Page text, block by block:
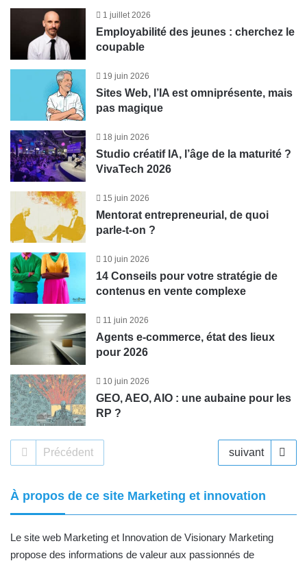
1 juillet 2026
Employabilité des jeunes : cherchez le
coupable
19 juin 2026
Sites Web, l’IA est omniprésente, mais
pas magique
18 juin 2026
Studio créatif IA, l’âge de la maturité ?
VivaTech 2026
15 juin 2026
Mentorat entrepreneurial, de quoi
parle-t-on ?
10 juin 2026
14 Conseils pour votre stratégie de
contenus en vente complexe
11 juin 2026
Agents e-commerce, état des lieux
pour 2026
10 juin 2026
GEO, AEO, AIO : une aubaine pour les
RP ?
Précédent suivant
À propos de ce site Marketing et innovation
Le site web Marketing et Innovation de Visionary Marketing
propose des informations de valeur aux passionnés de